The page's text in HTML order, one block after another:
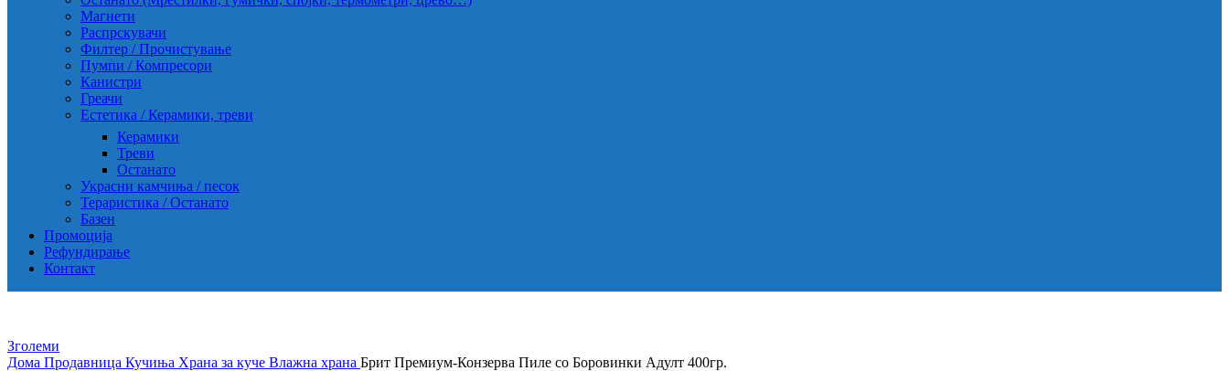
Магнети
Распрскувачи
Филтер / Прочистување
Пумпи / Компресори
Канистри
Греачи
Естетика / Керамики, треви
Керамики
Треви
Останато
Украсни камчиња / песок
Тераристика / Останато
Базен
Промоција
Рефундирање
Контакт
Зголеми
Дома Продавница Кучиња Храна за куче Влажна храна Брит Премиум-Конзерва Пиле со Боровинки Адулт 400гр.